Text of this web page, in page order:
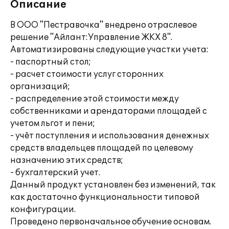
Описание
В ООО "Пестравочка" внедрено отраслевое
решение "Айлант:Управление ЖКХ 8".
Автоматизированы следующие участки учета:
- паспортный стол;
- расчет стоимости услуг сторонних
организаций;
- распределение этой стоимости между
собственниками и арендаторами площадей с
учетом льгот и пени;
- учёт поступления и использования денежных
средств владельцев площадей по целевому
назначению этих средств;
- бухгалтерский учет.
Данный продукт установлен без изменений, так
как достаточно функциональности типовой
конфигурации.
Проведено первоначальное обучение основам.